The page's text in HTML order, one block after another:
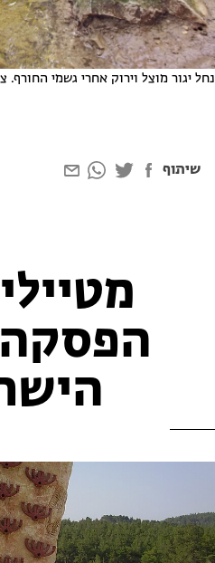
נחל יגור מוצל וירוק אחרי גשמי החורף.
שיתוף